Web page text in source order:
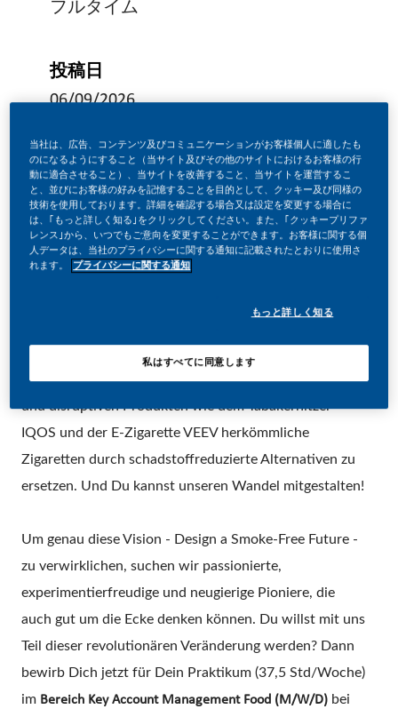
フルタイム
投稿日
06/09/2026
Intern – Key Account Management
– START AB SOFORT FÜR MINDESTENS 6 MONATE
IM GROSSRAUM MÜNCHEN –
Firmengeschichte. Unser Ziel ist es, mit innovativen
und disruptiven Produkten wie dem Tabakerhitzer
IQOS und der E-Zigarette VEEV herkömmliche
Zigaretten durch schadstoffreduzierte Alternativen zu
ersetzen. Und Du kannst unseren Wandel mitgestalten!
Um genau diese Vision - Design a Smoke-Free Future -
zu verwirklichen, suchen wir passionierte,
experimentierfreudige und neugierige Pioniere, die
auch gut um die Ecke denken können. Du willst mit uns
Teil dieser revolutionären Veränderung werden? Dann
bewirb Dich jetzt für Dein Praktikum (37,5 Std/Woche)
im Bereich Key Account Management Food (M/W/D) bei
当社は、広告、コンテンツ及びコミュニケーションがお客様個人に適したも
のになるようにすること（当サイト及びその他のサイトにおけるお客様の行
動に適合させること）、当サイトを改善すること、当サイトを運営するこ
と、並びにお客様の好みを記憶することを目的として、クッキー及び同様の
技術を使用しております。詳細を確認する場合又は設定を変更する場合に
は、｢もっと詳しく知る｣をクリックしてください。また、｢クッキープリファ
レンス｣から、いつでもご意向を変更することができます。お客様に関する個
人データは、当社のプライバシーに関する通知に記載されたとおりに使用さ
れます。
プライバシーに関する通知
もっと詳しく知る
私はすべてに同意します